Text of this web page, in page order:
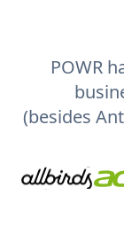
POWR
(besides